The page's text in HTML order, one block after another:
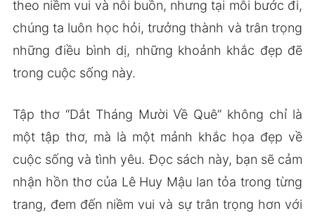
theo niềm vui và nỗi buồn, nhưng tại mỗi bước đi,
chúng ta luôn học hỏi, trưởng thành và trân trọng
những điều bình dị, những khoảnh khắc đẹp đẽ
trong cuộc sống này.
Tập thơ “Dắt Tháng Mười Về Quê” không chỉ là
một tập thơ, mà là một mảnh khắc họa đẹp về
cuộc sống và tình yêu. Đọc sách này, bạn sẽ cảm
nhận hồn thơ của Lê Huy Mậu lan tỏa trong từng
trang, đem đến niềm vui và sự trân trọng hơn với